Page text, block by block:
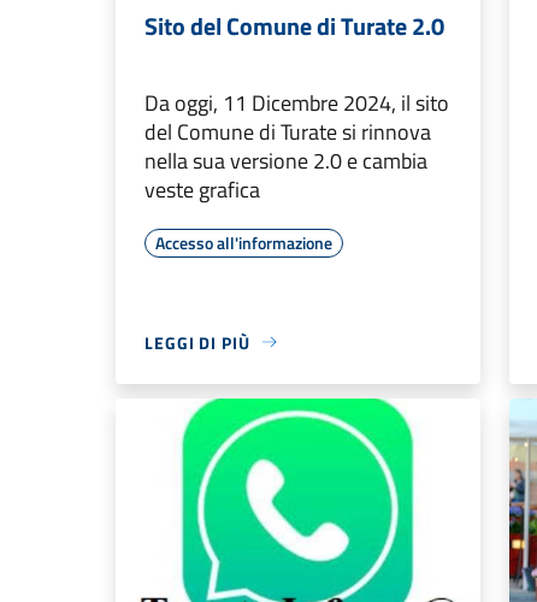
Sito del Comune di Turate 2.0
Da oggi, 11 Dicembre 2024, il sito
del Comune di Turate si rinnova
nella sua versione 2.0 e cambia
veste grafica
Accesso all'informazione
LEGGI DI PIÙ